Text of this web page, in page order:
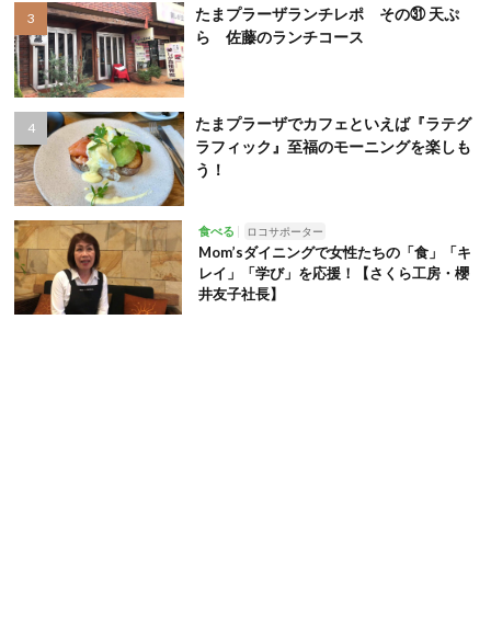
たまプラーザランチレポ その㉛ 天ぷ
ら 佐藤のランチコース
たまプラーザでカフェといえば『ラテグ
ラフィック』至福のモーニングを楽しも
う！
食べる ロコサポーター
Mom’sダイニングで女性たちの「食」「キ
レイ」「学び」を応援！【さくら工房・櫻
井友子社長】